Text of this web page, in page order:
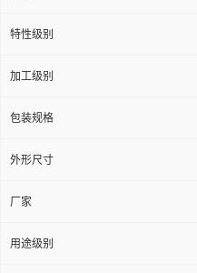
特性级别
加工级别
包装规格
外形尺寸
厂家
用途级别